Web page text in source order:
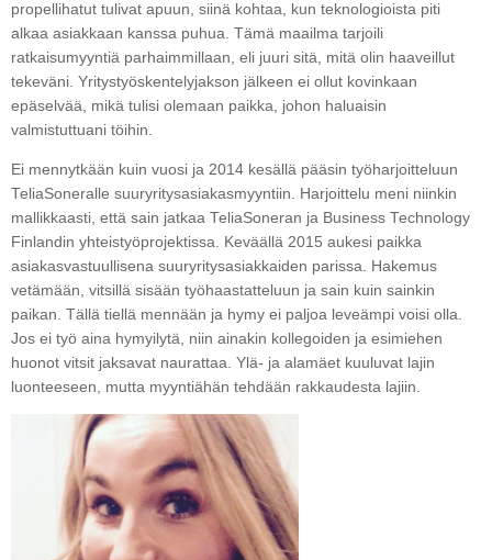
propellihatut tulivat apuun, siinä kohtaa, kun teknologioista piti
alkaa asiakkaan kanssa puhua. Tämä maailma tarjoili
ratkaisumyyntiä parhaimmillaan, eli juuri sitä, mitä olin haaveillut
tekeväni. Yritystyöskentelyjakson jälkeen ei ollut kovinkaan
epäselvää, mikä tulisi olemaan paikka, johon haluaisin
valmistuttuani töihin.
Ei mennytkään kuin vuosi ja 2014 kesällä pääsin työharjoitteluun
TeliaSoneralle suuryritysasiakasmyyntiin. Harjoittelu meni niinkin
mallikkaasti, että sain jatkaa TeliaSoneran ja Business Technology
Finlandin yhteistyöprojektissa. Keväällä 2015 aukesi paikka
asiakasvastuullisena suuryritysasiakkaiden parissa. Hakemus
vetämään, vitsillä sisään työhaastatteluun ja sain kuin sainkin
paikan. Tällä tiellä mennään ja hymy ei paljoa leveämpi voisi olla.
Jos ei työ aina hymyilytä, niin ainakin kollegoiden ja esimiehen
huonot vitsit jaksavat naurattaa. Ylä- ja alamäet kuuluvat lajin
luonteeseen, mutta myyntiähän tehdään rakkaudesta lajiin.